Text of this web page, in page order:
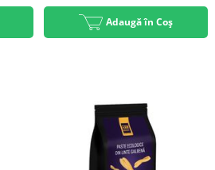
Adaugă în Coș